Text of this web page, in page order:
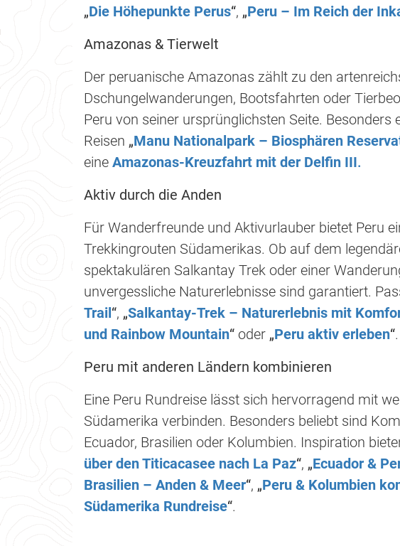
„Die Höhepunkte Perus“, „Peru – Im Reich der
Amazonas & Tierwelt
Der peruanische Amazonas zählt zu den
Dschungelwanderungen, Bootsfahrten oder
Peru von seiner ursprünglichsten Seite.
Reisen „Manu Nationalpark – Biosphären
eine Amazonas-Kreuzfahrt mit der Delfin III.
Aktiv durch die Anden
Für Wanderfreunde und Aktivurlauber bietet Peru
Trekkingrouten Südamerikas. Ob auf dem
spektakulären Salkantay Trek oder einer
unvergessliche Naturerlebnisse sind garantiert.
Trail“, „Salkantay-Trek – Naturerlebnis mit
und Rainbow Mountain“ oder „Peru aktiv erleben“.
Peru mit anderen Ländern kombinieren
Eine Peru Rundreise lässt sich hervorragend mit
Südamerika verbinden. Besonders beliebt sind
Ecuador, Brasilien oder Kolumbien. Inspiration
über den Titicacasee nach La Paz“, „Ecuador &
Brasilien – Anden & Meer“, „Peru & Kolumbien
Südamerika Rundreise“.